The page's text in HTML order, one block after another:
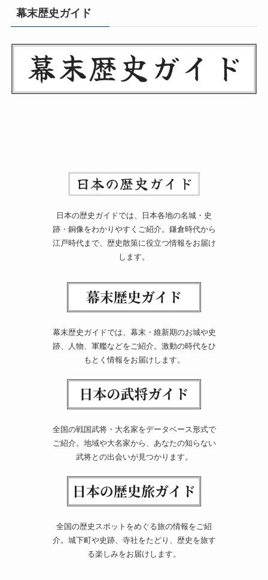
幕末歴史ガイド
日本の歴史ガイドでは、日本各地の名城・史
跡・銅像をわかりやすくご紹介。鎌倉時代から
江戸時代まで、歴史散策に役立つ情報をお届け
します。
幕末歴史ガイドでは、幕末・維新期のお城や史
跡、人物、軍艦などをご紹介。激動の時代をひ
もとく情報をお届けします。
全国の戦国武将・大名家をデータベース形式で
ご紹介。地域や大名家から、あなたの知らない
武将との出会いが見つかります。
全国の歴史スポットをめぐる旅の情報をご紹
介。城下町や史跡、寺社をたどり、歴史を旅す
る楽しみをお届けします。